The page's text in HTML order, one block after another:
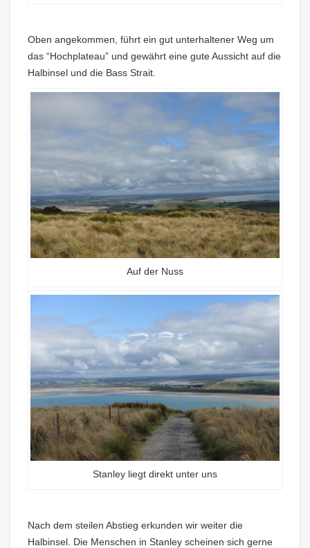
Oben angekommen, führt ein gut unterhaltener Weg um
das “Hochplateau” und gewährt eine gute Aussicht auf die
Halbinsel und die Bass Strait.
Auf der Nuss
Stanley liegt direkt unter uns
Nach dem steilen Abstieg erkunden wir weiter die
Halbinsel. Die Menschen in Stanley scheinen sich gerne